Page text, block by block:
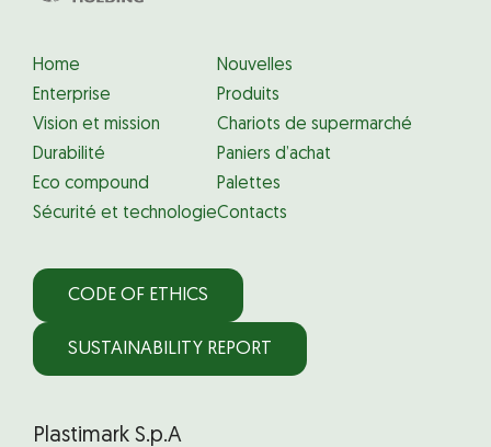
Home
Enterprise
Vision et mission
Durabilité
Eco compound
Sécurité et technologie
Nouvelles
Produits
Chariots de supermarché
Paniers d’achat
Palettes
Contacts
CODE OF ETHICS
SUSTAINABILITY REPORT
Plastimark S.p.A